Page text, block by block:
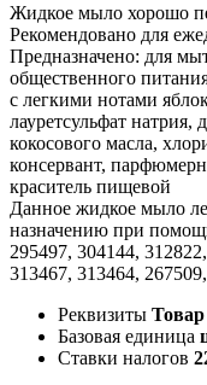
Жидкое мыло хорошо
Рекомендовано для
Предназначено: для
общественного
с легкими нотами
лауретсульфат
кокосового масла,
консервант,
краситель пищевой
Данное жидкое мыло
назначению при
295497, 304144,
313467, 313464,
Реквизиты
Базовая единица
Ставки налогов